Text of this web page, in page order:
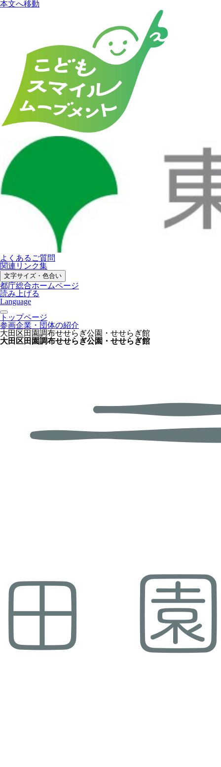
本文へ移動
よくあるご質問
関連リンク集
文字サイズ・色合い
都庁総合ホームページ
読み上げる
Language
トップページ
参画企業・団体の紹介
大田区田園調布せせらぎ公園・せせらぎ館
大田区田園調布せせらぎ公園・せせらぎ館